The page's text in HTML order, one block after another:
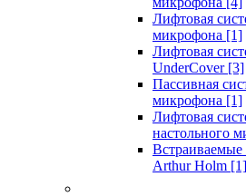
Лифтовая
микрофона [1]
Лифтовая
UnderCover [3]
Пассивная
микрофона [1]
Лифтовая
настольного
Встраиваемые
Arthur Holm [1]